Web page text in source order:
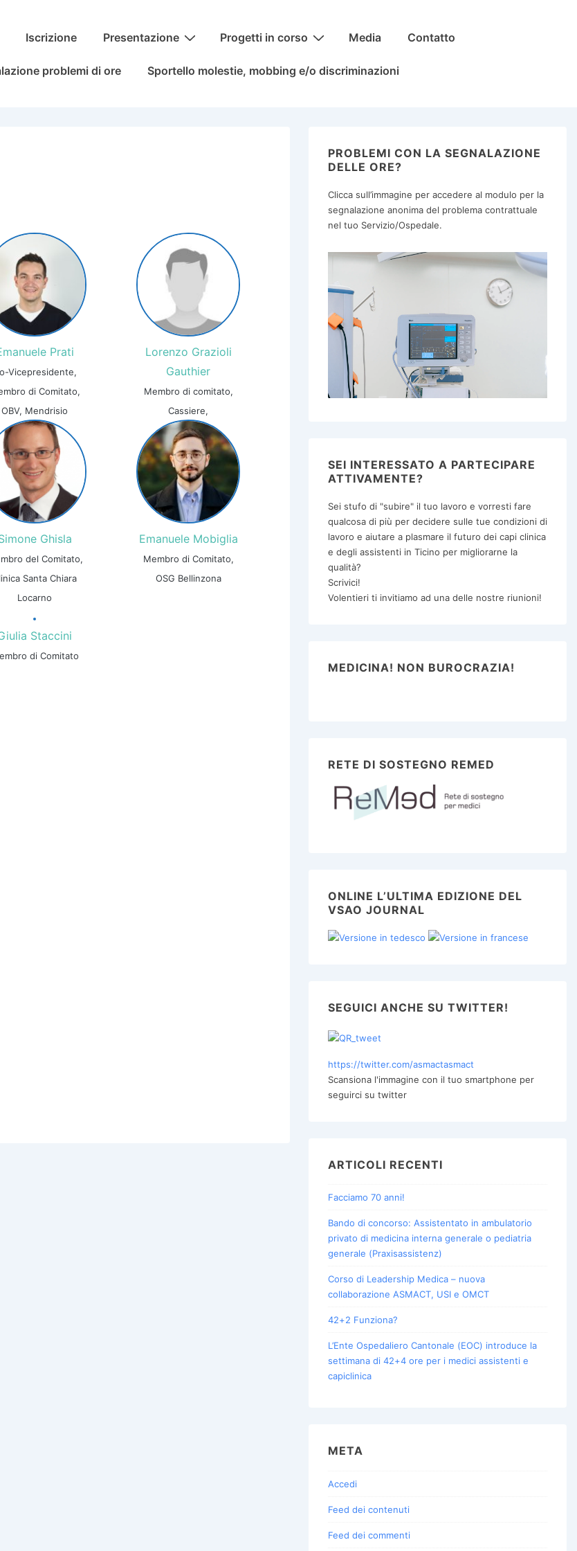
Iscrizione Presentazione Progetti in corso Media Contatto
problemi di ore Sportello molestie, mobbing e/o discriminazioni
Prati
Vicepresidente,
di Comitato,
OBV, Mendrisio
Lorenzo Grazioli
Gauthier
Membro di comitato,
Cassiere,
Ghisla
del Comitato,
Santa Chiara
Locarno
Emanuele Mobiglia
Membro di Comitato,
OSG Bellinzona
Staccini
di Comitato
PROBLEMI CON LA SEGNALAZIONE
DELLE ORE?
Clicca sull’immagine per accedere al modulo per la
segnalazione anonima del problema contrattuale
nel tuo Servizio/Ospedale.
SEI INTERESSATO A PARTECIPARE
ATTIVAMENTE?
Sei stufo di "subire" il tuo lavoro e vorresti fare
qualcosa di più per decidere sulle tue condizioni di
lavoro e aiutare a plasmare il futuro dei capi clinica
e degli assistenti in Ticino per migliorarne la
qualità?
Scrivici!
Volentieri ti invitiamo ad una delle nostre riunioni!
MEDICINA! NON BUROCRAZIA!
RETE DI SOSTEGNO REMED
ONLINE L’ULTIMA EDIZIONE DEL
VSAO JOURNAL
Versione in tedesco Versione in francese
SEGUICI ANCHE SU TWITTER!
https://twitter.com/asmactasmact
Scansiona l'immagine con il tuo smartphone per
seguirci su twitter
ARTICOLI RECENTI
Facciamo 70 anni!
Bando di concorso: Assistentato in ambulatorio
privato di medicina interna generale o pediatria
generale (Praxisassistenz)
Corso di Leadership Medica – nuova
collaborazione ASMACT, USI e OMCT
42+2 Funziona?
L’Ente Ospedaliero Cantonale (EOC) introduce la
settimana di 42+4 ore per i medici assistenti e
capiclinica
META
Accedi
Feed dei contenuti
Feed dei commenti